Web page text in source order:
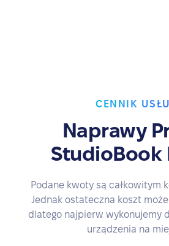
CENNIK
Naprawy
StudioBook
Podane kwoty są całkowitym
Jednak ostateczna koszt
dlatego najpierw wykonujemy
urządzenia na